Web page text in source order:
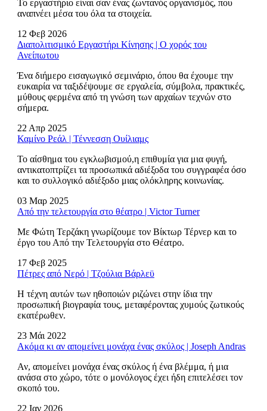
Το εργαστήριο είναι σαν ένας ζωντανός οργανισμός, που
αναπνέει μέσα του όλα τα στοιχεία.
12 Φεβ 2026
Διαπολιτισμικό Εργαστήρι Κίνησης | Ο χορός του
Ανείπωτου
Ένα διήμερο εισαγωγικό σεμινάριο, όπου θα έχουμε την
ευκαιρία να ταξιδέψουμε σε εργαλεία, σύμβολα, πρακτικές,
μύθους φερμένα από τη γνώση των αρχαίων τεχνών στο
σήμερα.
22 Απρ 2025
Καμίνο Ρεάλ | Τέννεσση Ουίλιαμς
Το αίσθημα του εγκλωβισμού,η επιθυμία για μια φυγή,
αντικατοπτρίζει τα προσωπικά αδιέξοδα του συγγραφέα όσο
και το συλλογικό αδιέξοδο μιας ολόκληρης κοινωνίας.
03 Μαρ 2025
Από την τελετουργία στο θέατρο | Victor Turner
Με Φώτη Τερζάκη γνωρίζουμε τον Βίκτωρ Τέρνερ και το
έργο του Από την Τελετουργία στο Θέατρο.
17 Φεβ 2025
Πέτρες από Νερό | Τζούλια Βάρλεϋ
Η τέχνη αυτών των ηθοποιών ριζώνει στην ίδια την
προσωπική βιογραφία τους, μεταφέροντας χυμούς ζωτικούς
εκατέρωθεν.
23 Μάι 2022
Ακόμα κι αν απομείνει μονάχα ένας σκύλος | Joseph Andras
Αν, απομείνει μονάχα ένας σκύλος ή ένα βλέμμα, ή μια
ανάσα στο χώρο, τότε ο μονόλογος έχει ήδη επιτελέσει τον
σκοπό του.
22 Ιαν 2026